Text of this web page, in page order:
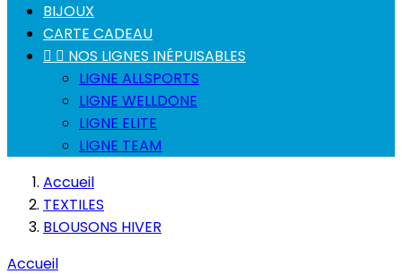
BIJOUX
CARTE CADEAU
  NOS LIGNES INÉPUISABLES
LIGNE ALLSPORTS
LIGNE WELLDONE
LIGNE ELITE
LIGNE TEAM
Accueil
TEXTILES
BLOUSONS HIVER
Accueil